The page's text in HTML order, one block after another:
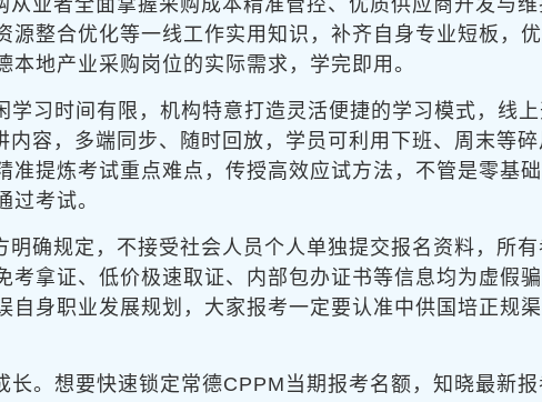
业者全面掌握采购成本精准管控、优质供应商开发与
整合优化等一线工作实用知识，补齐自身专业短板，优
地产业采购岗位的实际需求，学完即用。
习时间有限，机构特意打造灵活便捷的学习模式，线
容，多端同步、随时回放，学员可利用下班、周末等
提炼考试重点难点，传授高效应试方法，不管是零基
考试。
确规定，不接受社会人员个人单独提交报名资料，所
拿证、低价极速取证、内部包办证书等信息均为虚假
身职业发展规划，大家报考一定要认准中供国培正规
。想要快速锁定常德CPPM当期报考名额，知晓最新